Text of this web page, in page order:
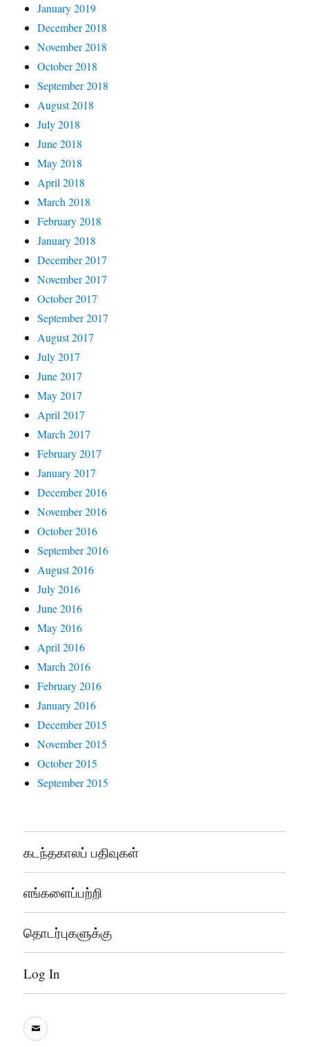
January 2019
December 2018
November 2018
October 2018
September 2018
August 2018
July 2018
June 2018
May 2018
April 2018
March 2018
February 2018
January 2018
December 2017
November 2017
October 2017
September 2017
August 2017
July 2017
June 2017
May 2017
April 2017
March 2017
February 2017
January 2017
December 2016
November 2016
October 2016
September 2016
August 2016
July 2016
June 2016
May 2016
April 2016
March 2016
February 2016
January 2016
December 2015
November 2015
October 2015
September 2015
கடந்தகாலப் பதிவுகள்
எங்களைப்பற்றி
தொடர்புகளுக்கு
Log In
sooddram@gmail.com